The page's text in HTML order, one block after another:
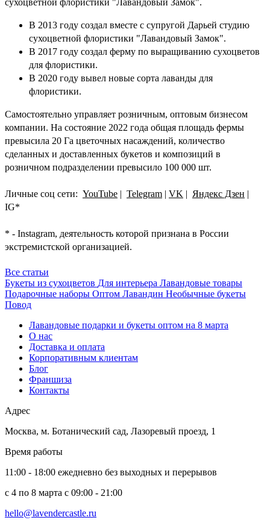
сухоцветной флористики "Лавандовый Замок".
В 2013 году создал вместе с супругой Дарьей студию
сухоцветной флористики "Лавандовый Замок".
В 2017 году создал ферму по выращиванию сухоцветов
для флористики.
В 2020 году вывел новые сорта лаванды для
флористики.
Самостоятельно управляет розничным, оптовым бизнесом
компании. На состояние 2022 года общая площадь фермы
превысила 20 Га цветочных насаждений, количество
сделанных и доставленных букетов и композиций в
розничном подразделении превысило 100 000 шт.
Личные соц сети: YouTube | Telegram | VK | Яндекс Дзен |
IG*
* - Instagram, деятельность которой признана в России
экстремистской организацией.
Все статьи
Букеты из сухоцветов Для интерьера Лавандовые товары
Подарочные наборы Оптом Лавандин Необычные букеты
Повод
Лавандовые подарки и букеты оптом на 8 марта
О нас
Доставка и оплата
Корпоративным клиентам
Блог
Франшиза
Контакты
Адрес
Москва, м. Ботанический сад, Лазоревый проезд, 1
Время работы
11:00 - 18:00 ежедневно без выходных и перерывов
c 4 по 8 марта с 09:00 - 21:00
hello@lavendercastle.ru